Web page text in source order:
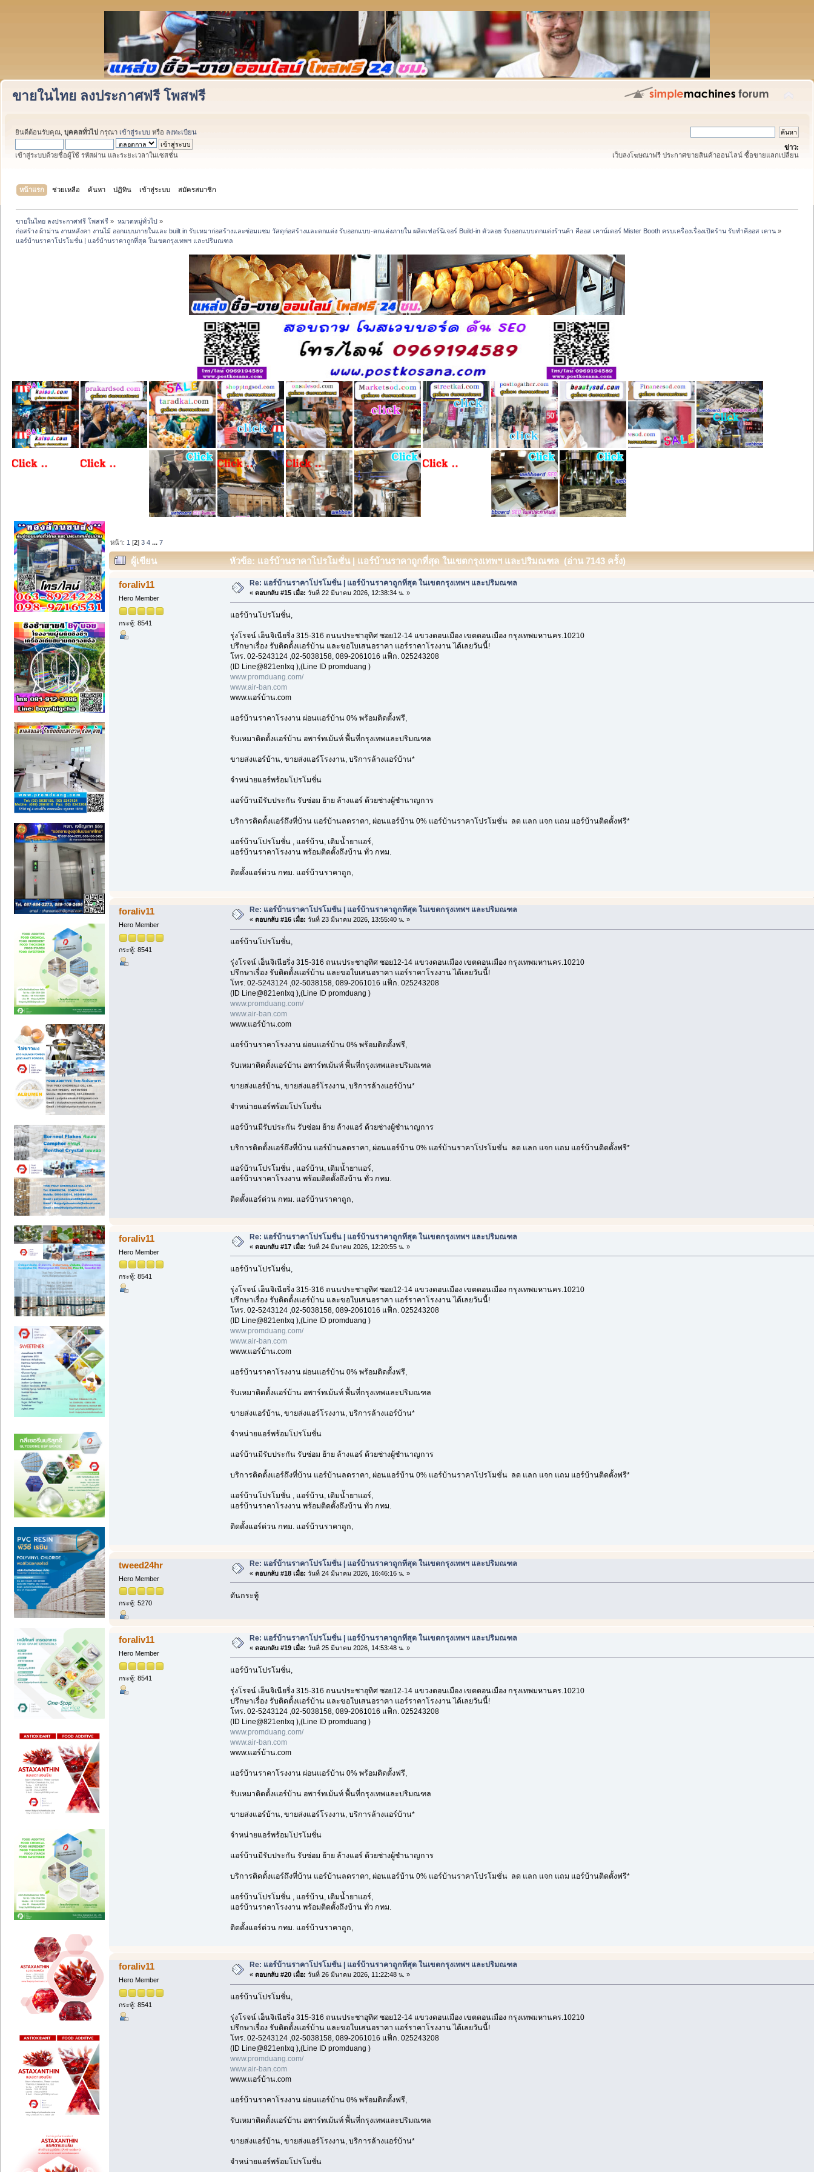
ขายในไทย ลงประกาศฟรี โพสฟรี
ยินดีต้อนรับคุณ, บุคคลทั่วไป กรุณา เข้าสู่ระบบ หรือ ลงทะเบียน
เข้าสู่ระบบด้วยชื่อผู้ใช้ รหัสผ่าน และระยะเวลาในเซสชั่น
ข่าว:
เว็บลงโฆษณาฟรี ประกาศขายสินค้าออนไลน์ ซื้อขายแลกเปลี่ยน
หน้าแรก ช่วยเหลือ ค้นหา ปฏิทิน เข้าสู่ระบบ สมัครสมาชิก
ขายในไทย ลงประกาศฟรี โพสฟรี » หมวดหมู่ทั่วไป»
ก่อสร้าง ผ้าม่าน งานหลังคา งานไม้ ออกแบบภายในและ built in รับเหมาก่อสร้างและซ่อมแซม วัสดุก่อสร้างและตกแต่ง รับออกแบบ-ตกแต่งภายใน ผลิตเฟอร์นิเจอร์ Build-in ตัวลอย รับออกแบบตกแต่งร้านค้า คีออส เคาน์เตอร์ Mister Booth ครบเครื่องเรื่องเปิดร้าน รับทำคีออส เคาน »
แอร์บ้านราคาโปรโมชั่น | แอร์บ้านราคาถูกที่สุด ในเขตกรุงเทพฯ และปริมณฑล
หน้า: 1 [2]3 4 ...7
ผู้เขียน หัวข้อ: แอร์บ้านราคาโปรโมชั่น | แอร์บ้านราคาถูกที่สุด ในเขตกรุงเทพฯ และปริมณฑล (อ่าน 7143 ครั้ง)
foraliv11
Hero Member
กระทู้: 8541
Re: แอร์บ้านราคาโปรโมชั่น | แอร์บ้านราคาถูกที่สุด ในเขตกรุงเทพฯ และปริมณฑล
« ตอบกลับ #15 เมื่อ: วันที่ 22 มีนาคม 2026, 12:38:34 น. »
แอร์บ้านโปรโมชั่น,
รุ่งโรจน์ เอ็นจิเนียริ่ง 315-316 ถนนประชาอุทิศ ซอย12-14 แขวงดอนเมือง เขตดอนเมือง กรุงเทพมหานคร.10210
ปรึกษาเรื่อง รับติดตั้งแอร์บ้าน และขอใบเสนอราคา แอร์ราคาโรงงาน ได้เลยวันนี้!
โทร. 02-5243124 ,02-5038158, 089-2061016 แฟ็ก. 025243208
(ID Line@821enIxq ),(Line ID promduang )
www.promduang.com/
www.air-ban.com
www.แอร์บ้าน.com
แอร์บ้านราคาโรงงาน ผ่อนแอร์บ้าน 0% พร้อมติดตั้งฟรี,
รับเหมาติดตั้งแอร์บ้าน อพาร์ทเม้นท์ พื้นที่กรุงเทพและปริมณฑล
ขายส่งแอร์บ้าน, ขายส่งแอร์โรงงาน, บริการล้างแอร์บ้าน*
จำหน่ายแอร์พร้อมโปรโมชั่น
แอร์บ้านมีรับประกัน รับซ่อม ย้าย ล้างแอร์ ด้วยช่างผู้ชำนาญการ
บริการติดตั้งแอร์ถึงที่บ้าน แอร์บ้านลดราคา, ผ่อนแอร์บ้าน 0% แอร์บ้านราคาโปรโมขั่น ลด แลก แจก แถม แอร์บ้านติดตั้งฟรี*
แอร์บ้านโปรโมชั่น , แอร์บ้าน, เติมน้ำยาแอร์,
แอร์บ้านราคาโรงงาน พร้อมติดตั้งถึงบ้าน ทั่ว กทม.
ติดตั้งแอร์ด่วน กทม. แอร์บ้านราคาถูก,
foraliv11
Hero Member
กระทู้: 8541
Re: แอร์บ้านราคาโปรโมชั่น | แอร์บ้านราคาถูกที่สุด ในเขตกรุงเทพฯ และปริมณฑล
« ตอบกลับ #16 เมื่อ: วันที่ 23 มีนาคม 2026, 13:55:40 น. »
แอร์บ้านโปรโมชั่น,
รุ่งโรจน์ เอ็นจิเนียริ่ง 315-316 ถนนประชาอุทิศ ซอย12-14 แขวงดอนเมือง เขตดอนเมือง กรุงเทพมหานคร.10210
ปรึกษาเรื่อง รับติดตั้งแอร์บ้าน และขอใบเสนอราคา แอร์ราคาโรงงาน ได้เลยวันนี้!
โทร. 02-5243124 ,02-5038158, 089-2061016 แฟ็ก. 025243208
(ID Line@821enIxq ),(Line ID promduang )
www.promduang.com/
www.air-ban.com
www.แอร์บ้าน.com
แอร์บ้านราคาโรงงาน ผ่อนแอร์บ้าน 0% พร้อมติดตั้งฟรี,
รับเหมาติดตั้งแอร์บ้าน อพาร์ทเม้นท์ พื้นที่กรุงเทพและปริมณฑล
ขายส่งแอร์บ้าน, ขายส่งแอร์โรงงาน, บริการล้างแอร์บ้าน*
จำหน่ายแอร์พร้อมโปรโมชั่น
แอร์บ้านมีรับประกัน รับซ่อม ย้าย ล้างแอร์ ด้วยช่างผู้ชำนาญการ
บริการติดตั้งแอร์ถึงที่บ้าน แอร์บ้านลดราคา, ผ่อนแอร์บ้าน 0% แอร์บ้านราคาโปรโมขั่น ลด แลก แจก แถม แอร์บ้านติดตั้งฟรี*
แอร์บ้านโปรโมชั่น , แอร์บ้าน, เติมน้ำยาแอร์,
แอร์บ้านราคาโรงงาน พร้อมติดตั้งถึงบ้าน ทั่ว กทม.
ติดตั้งแอร์ด่วน กทม. แอร์บ้านราคาถูก,
foraliv11
Hero Member
กระทู้: 8541
Re: แอร์บ้านราคาโปรโมชั่น | แอร์บ้านราคาถูกที่สุด ในเขตกรุงเทพฯ และปริมณฑล
« ตอบกลับ #17 เมื่อ: วันที่ 24 มีนาคม 2026, 12:20:55 น. »
แอร์บ้านโปรโมชั่น,
รุ่งโรจน์ เอ็นจิเนียริ่ง 315-316 ถนนประชาอุทิศ ซอย12-14 แขวงดอนเมือง เขตดอนเมือง กรุงเทพมหานคร.10210
ปรึกษาเรื่อง รับติดตั้งแอร์บ้าน และขอใบเสนอราคา แอร์ราคาโรงงาน ได้เลยวันนี้!
โทร. 02-5243124 ,02-5038158, 089-2061016 แฟ็ก. 025243208
(ID Line@821enIxq ),(Line ID promduang )
www.promduang.com/
www.air-ban.com
www.แอร์บ้าน.com
แอร์บ้านราคาโรงงาน ผ่อนแอร์บ้าน 0% พร้อมติดตั้งฟรี,
รับเหมาติดตั้งแอร์บ้าน อพาร์ทเม้นท์ พื้นที่กรุงเทพและปริมณฑล
ขายส่งแอร์บ้าน, ขายส่งแอร์โรงงาน, บริการล้างแอร์บ้าน*
จำหน่ายแอร์พร้อมโปรโมชั่น
แอร์บ้านมีรับประกัน รับซ่อม ย้าย ล้างแอร์ ด้วยช่างผู้ชำนาญการ
บริการติดตั้งแอร์ถึงที่บ้าน แอร์บ้านลดราคา, ผ่อนแอร์บ้าน 0% แอร์บ้านราคาโปรโมขั่น ลด แลก แจก แถม แอร์บ้านติดตั้งฟรี*
แอร์บ้านโปรโมชั่น , แอร์บ้าน, เติมน้ำยาแอร์,
แอร์บ้านราคาโรงงาน พร้อมติดตั้งถึงบ้าน ทั่ว กทม.
ติดตั้งแอร์ด่วน กทม. แอร์บ้านราคาถูก,
tweed24hr
Hero Member
กระทู้: 5270
Re: แอร์บ้านราคาโปรโมชั่น | แอร์บ้านราคาถูกที่สุด ในเขตกรุงเทพฯ และปริมณฑล
« ตอบกลับ #18 เมื่อ: วันที่ 24 มีนาคม 2026, 16:46:16 น. »
ดันกระทู้
foraliv11
Hero Member
กระทู้: 8541
Re: แอร์บ้านราคาโปรโมชั่น | แอร์บ้านราคาถูกที่สุด ในเขตกรุงเทพฯ และปริมณฑล
« ตอบกลับ #19 เมื่อ: วันที่ 25 มีนาคม 2026, 14:53:48 น. »
แอร์บ้านโปรโมชั่น,
รุ่งโรจน์ เอ็นจิเนียริ่ง 315-316 ถนนประชาอุทิศ ซอย12-14 แขวงดอนเมือง เขตดอนเมือง กรุงเทพมหานคร.10210
ปรึกษาเรื่อง รับติดตั้งแอร์บ้าน และขอใบเสนอราคา แอร์ราคาโรงงาน ได้เลยวันนี้!
โทร. 02-5243124 ,02-5038158, 089-2061016 แฟ็ก. 025243208
(ID Line@821enIxq ),(Line ID promduang )
www.promduang.com/
www.air-ban.com
www.แอร์บ้าน.com
แอร์บ้านราคาโรงงาน ผ่อนแอร์บ้าน 0% พร้อมติดตั้งฟรี,
รับเหมาติดตั้งแอร์บ้าน อพาร์ทเม้นท์ พื้นที่กรุงเทพและปริมณฑล
ขายส่งแอร์บ้าน, ขายส่งแอร์โรงงาน, บริการล้างแอร์บ้าน*
จำหน่ายแอร์พร้อมโปรโมชั่น
แอร์บ้านมีรับประกัน รับซ่อม ย้าย ล้างแอร์ ด้วยช่างผู้ชำนาญการ
บริการติดตั้งแอร์ถึงที่บ้าน แอร์บ้านลดราคา, ผ่อนแอร์บ้าน 0% แอร์บ้านราคาโปรโมขั่น ลด แลก แจก แถม แอร์บ้านติดตั้งฟรี*
แอร์บ้านโปรโมชั่น , แอร์บ้าน, เติมน้ำยาแอร์,
แอร์บ้านราคาโรงงาน พร้อมติดตั้งถึงบ้าน ทั่ว กทม.
ติดตั้งแอร์ด่วน กทม. แอร์บ้านราคาถูก,
foraliv11
Hero Member
กระทู้: 8541
Re: แอร์บ้านราคาโปรโมชั่น | แอร์บ้านราคาถูกที่สุด ในเขตกรุงเทพฯ และปริมณฑล
« ตอบกลับ #20 เมื่อ: วันที่ 26 มีนาคม 2026, 11:22:48 น. »
แอร์บ้านโปรโมชั่น,
รุ่งโรจน์ เอ็นจิเนียริ่ง 315-316 ถนนประชาอุทิศ ซอย12-14 แขวงดอนเมือง เขตดอนเมือง กรุงเทพมหานคร.10210
ปรึกษาเรื่อง รับติดตั้งแอร์บ้าน และขอใบเสนอราคา แอร์ราคาโรงงาน ได้เลยวันนี้!
โทร. 02-5243124 ,02-5038158, 089-2061016 แฟ็ก. 025243208
(ID Line@821enIxq ),(Line ID promduang )
www.promduang.com/
www.air-ban.com
www.แอร์บ้าน.com
แอร์บ้านราคาโรงงาน ผ่อนแอร์บ้าน 0% พร้อมติดตั้งฟรี,
รับเหมาติดตั้งแอร์บ้าน อพาร์ทเม้นท์ พื้นที่กรุงเทพและปริมณฑล
ขายส่งแอร์บ้าน, ขายส่งแอร์โรงงาน, บริการล้างแอร์บ้าน*
จำหน่ายแอร์พร้อมโปรโมชั่น